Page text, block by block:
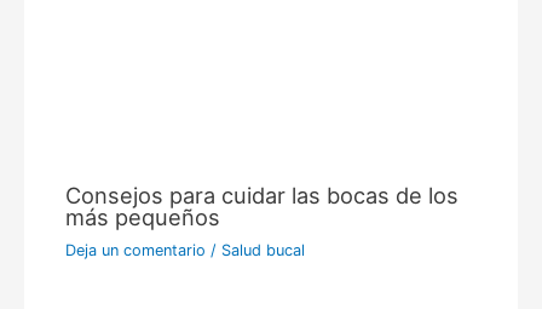
Consejos para cuidar las bocas de los
más pequeños
Deja un comentario / Salud bucal